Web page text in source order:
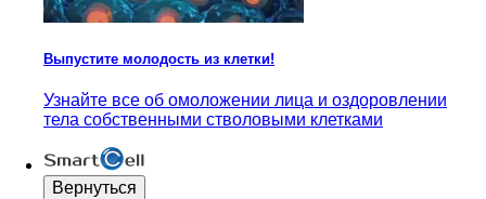
Выпустите молодость из клетки!
Узнайте все об омоложении лица и оздоровлении
тела собственными стволовыми клетками
Вернуться